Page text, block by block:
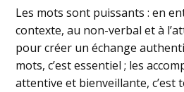
Les mots sont puissants : en
contexte, au non-verbal et à
pour créer un échange
mots, c’est essentiel ; les
attentive et bienveillante, c’est